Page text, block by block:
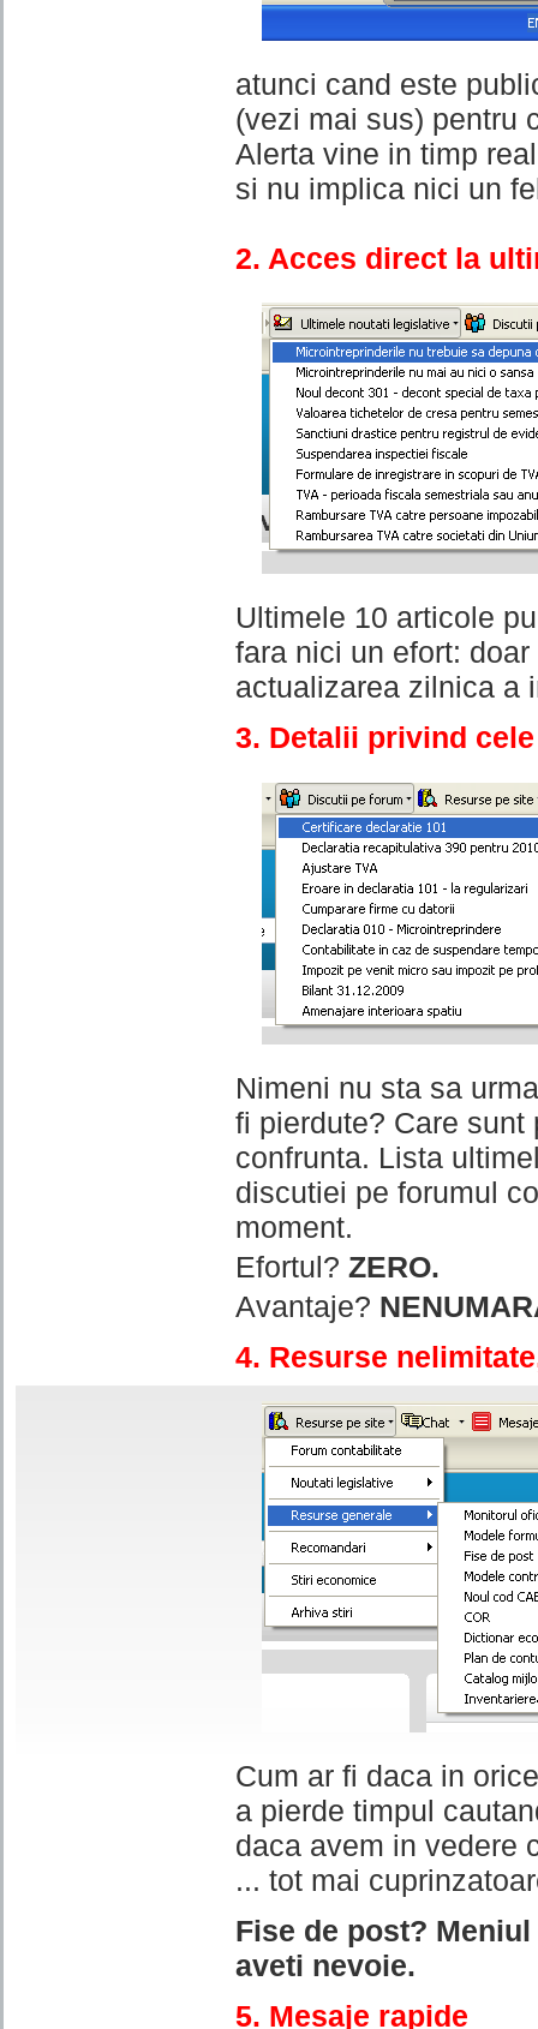
atunci cand este
(vezi mai sus) pentru
Alerta vine in timp
si nu implica nici un
2. Acces direct la
Ultimele 10 articole
fara nici un efort:
actualizarea zilnica a
3. Detalii privind
Nimeni nu sta sa
fi pierdute? Care
confrunta. Lista
discutiei pe forumul
moment.
Efortul? ZERO.
Avantaje?
4. Resurse
Cum ar fi daca in
a pierde timpul
daca avem in vedere
... tot mai
Fise de post?
aveti nevoie.
5. Mesaje rapide